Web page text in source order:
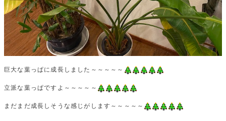
巨大な葉っぱに成長しました～～～～～
立派な葉っぱですよ～～～～～
まだまだ成長しそうな感じがします～～～～～